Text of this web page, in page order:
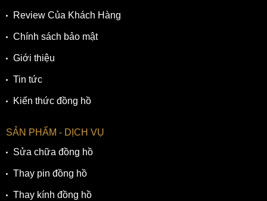
Review Của Khách Hàng
Chính sách bảo mật
Giới thiệu
Tin tức
Kiến thức đồng hồ
SẢN PHẨM - DỊCH VỤ
Sửa chữa đồng hồ
Thay pin đồng hồ
Thay kính đồng hồ